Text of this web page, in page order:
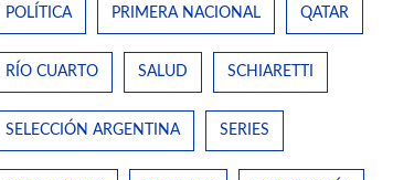
POLÍTICA PRIMERA NACIONAL QATAR
RÍO CUARTO SALUD SCHIARETTI
SELECCIÓN ARGENTINA SERIES